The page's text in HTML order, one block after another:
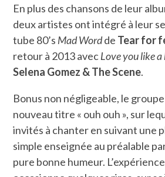
En plus des chansons de leur
deux artistes ont intégré à leur
tube 80’s Mad Wordde Tear for
retour à 2013 avecLove you like a
Selena Gomez & The Scene.
Bonus non négligeable, le
nouveau titre « ouh ouh », sur
invités à chanter en suivant une
simple enseignée au préalable
pure bonne humeur.